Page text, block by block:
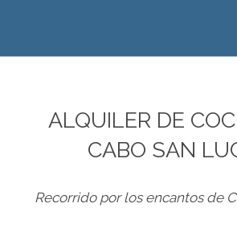
ALQUILER DE
CABO SAN
Recorrido por los encantos de